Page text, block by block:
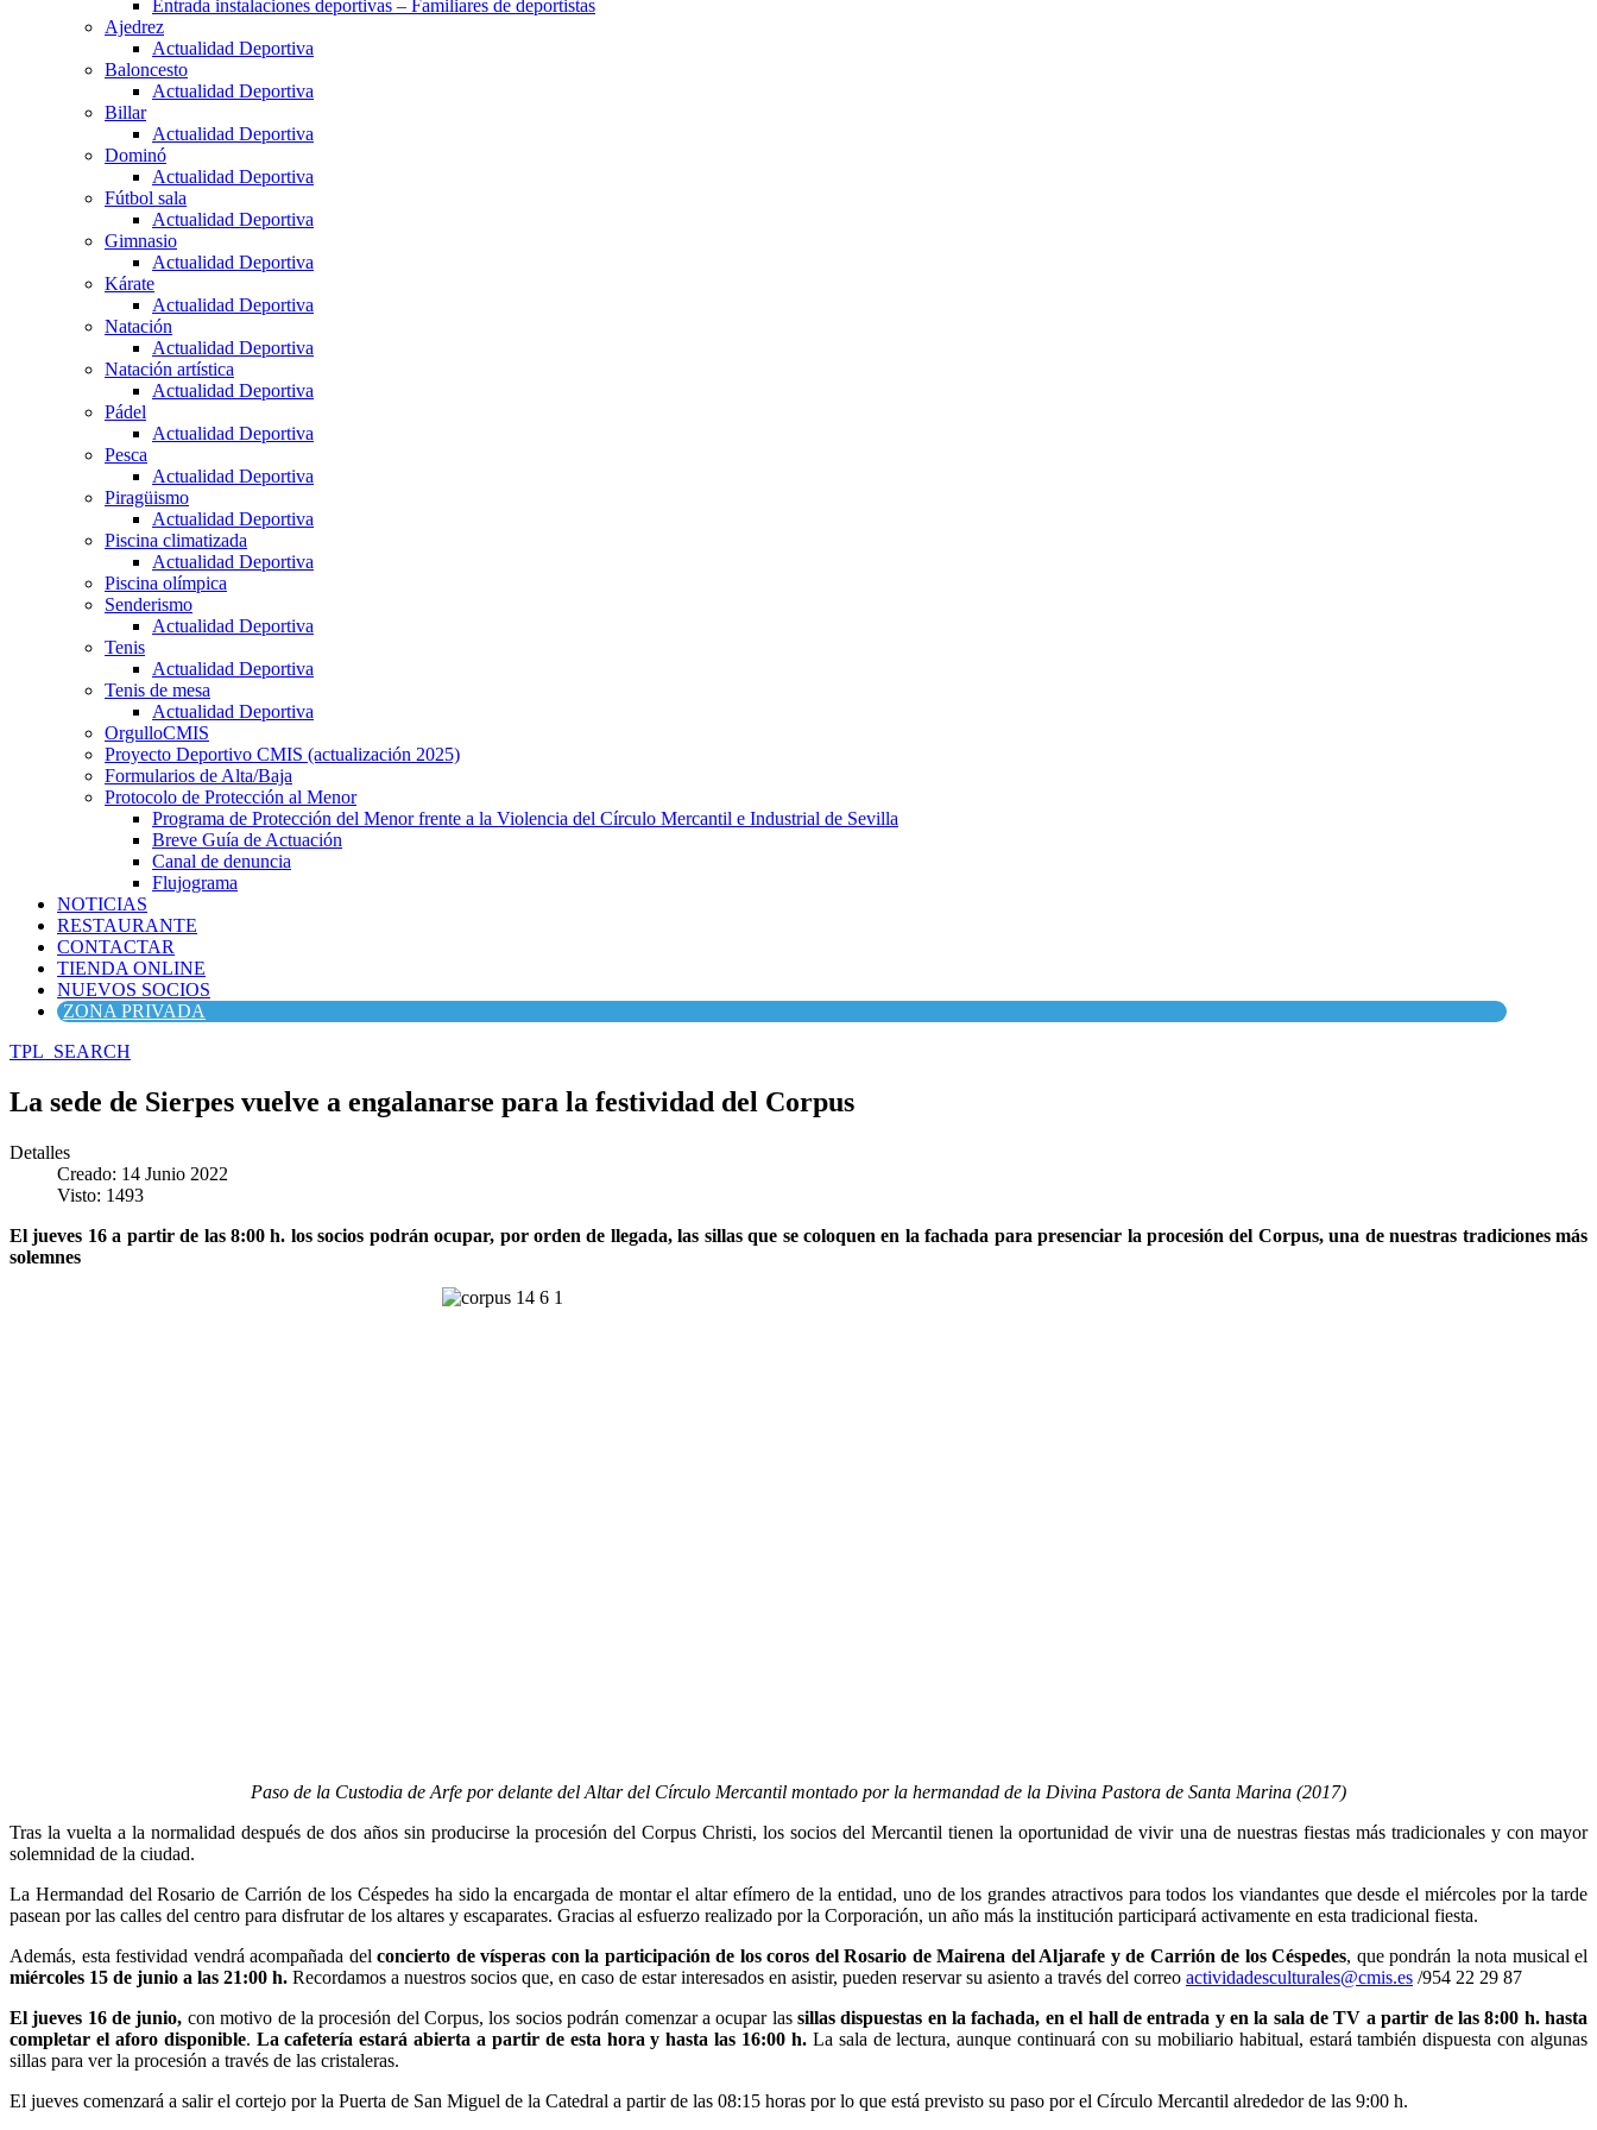
Entrada instalaciones deportivas – Familiares de deportistas
Ajedrez
Actualidad Deportiva
Baloncesto
Actualidad Deportiva
Billar
Actualidad Deportiva
Dominó
Actualidad Deportiva
Fútbol sala
Actualidad Deportiva
Gimnasio
Actualidad Deportiva
Kárate
Actualidad Deportiva
Natación
Actualidad Deportiva
Natación artística
Actualidad Deportiva
Pádel
Actualidad Deportiva
Pesca
Actualidad Deportiva
Piragüismo
Actualidad Deportiva
Piscina climatizada
Actualidad Deportiva
Piscina olímpica
Senderismo
Actualidad Deportiva
Tenis
Actualidad Deportiva
Tenis de mesa
Actualidad Deportiva
OrgulloCMIS
Proyecto Deportivo CMIS (actualización 2025)
Formularios de Alta/Baja
Protocolo de Protección al Menor
Programa de Protección del Menor frente a la Violencia del Círculo Mercantil e Industrial de Sevilla
Breve Guía de Actuación
Canal de denuncia
Flujograma
NOTICIAS
RESTAURANTE
CONTACTAR
TIENDA ONLINE
NUEVOS SOCIOS
ZONA PRIVADA
TPL_SEARCH
La sede de Sierpes vuelve a engalanarse para la festividad del Corpus
Detalles
Creado: 14 Junio 2022
Visto: 1493
El jueves 16 a partir de las 8:00 h. los socios podrán ocupar, por orden de llegada, las sillas que se coloquen en la fachada para presenciar la procesión del Corpus, una de nuestras tradiciones más
solemnes
Paso de la Custodia de Arfe por delante del Altar del Círculo Mercantil montado por la hermandad de la Divina Pastora de Santa Marina (2017)
Tras la vuelta a la normalidad después de dos años sin producirse la procesión del Corpus Christi, los socios del Mercantil tienen la oportunidad de vivir una de nuestras fiestas más tradicionales y con mayor
solemnidad de la ciudad.
La Hermandad del Rosario de Carrión de los Céspedes ha sido la encargada de montar el altar efímero de la entidad, uno de los grandes atractivos para todos los viandantes que desde el miércoles por la tarde
pasean por las calles del centro para disfrutar de los altares y escaparates. Gracias al esfuerzo realizado por la Corporación, un año más la institución participará activamente en esta tradicional fiesta.
Además, esta festividad vendrá acompañada del concierto de vísperas con la participación de los coros del Rosario de Mairena del Aljarafe y de Carrión de los Céspedes, que pondrán la nota musical el
miércoles 15 de junio a las 21:00 h. Recordamos a nuestros socios que, en caso de estar interesados en asistir, pueden reservar su asiento a través del correo actividadesculturales@cmis.es /954 22 29 87
El jueves 16 de junio, con motivo de la procesión del Corpus, los socios podrán comenzar a ocupar las sillas dispuestas en la fachada, en el hall de entrada y en la sala de TV a partir de las 8:00 h. hasta
completar el aforo disponible. La cafetería estará abierta a partir de esta hora y hasta las 16:00 h.La sala de lectura, aunque continuará con su mobiliario habitual, estará también dispuesta con algunas
sillas para ver la procesión a través de las cristaleras.
El jueves comenzará a salir el cortejo por la Puerta de San Miguel de la Catedral a partir de las 08:15 horas por lo que está previsto su paso por el Círculo Mercantil alrededor de las 9:00 h.